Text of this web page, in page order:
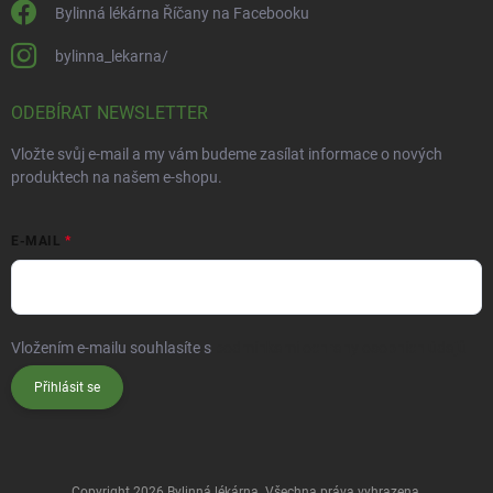
Bylinná lékárna Říčany na Facebooku
bylinna_lekarna/
ODEBÍRAT NEWSLETTER
Vložte svůj e-mail a my vám budeme zasílat informace o nových
produktech na našem e-shopu.
E-MAIL
Vložením e-mailu souhlasíte s
Přihlásit se